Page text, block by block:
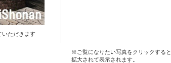
ただきます
※ご覧になりたい写真をクリックすると
拡大されて表示されます。